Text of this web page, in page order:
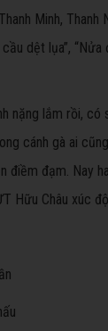
Minh, Thanh
dệt lụa”,
nặng lắm rồi, có
cánh gà ai
điềm đạm. Nay
Hữu Châu xúc